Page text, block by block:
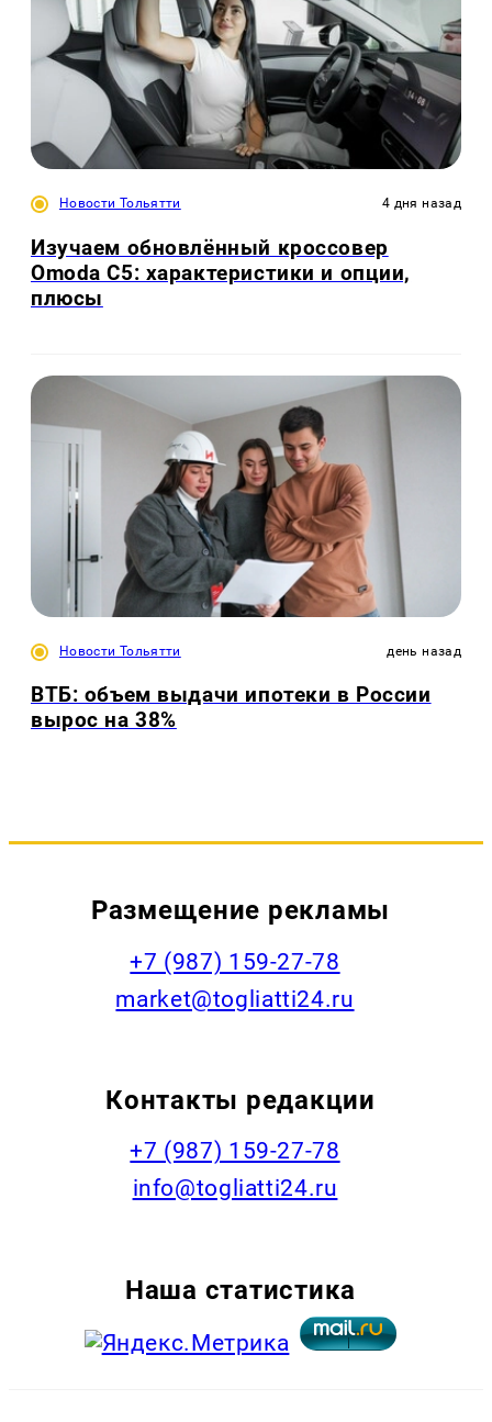
Новости Тольятти 4 дня назад
Изучаем обновлённый кроссовер
Omoda C5: характеристики и опции,
плюсы
Новости Тольятти день назад
ВТБ: объем выдачи ипотеки в России
вырос на 38%
Размещение рекламы
+7 (987) 159-27-78
market@togliatti24.ru
Контакты редакции
+7 (987) 159-27-78
info@togliatti24.ru
Наша статистика